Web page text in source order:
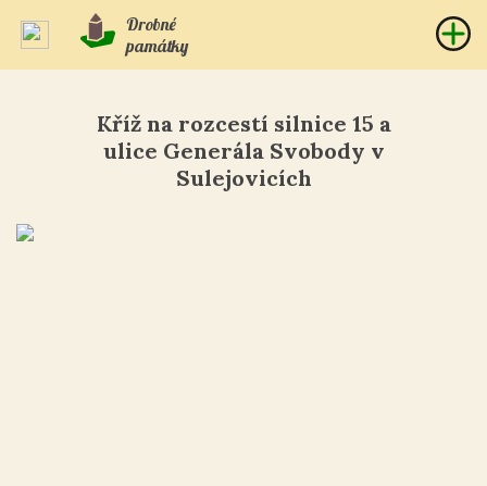
Drobné
památky
Kříž na rozcestí silnice 15 a
ulice Generála Svobody v
Sulejovicích